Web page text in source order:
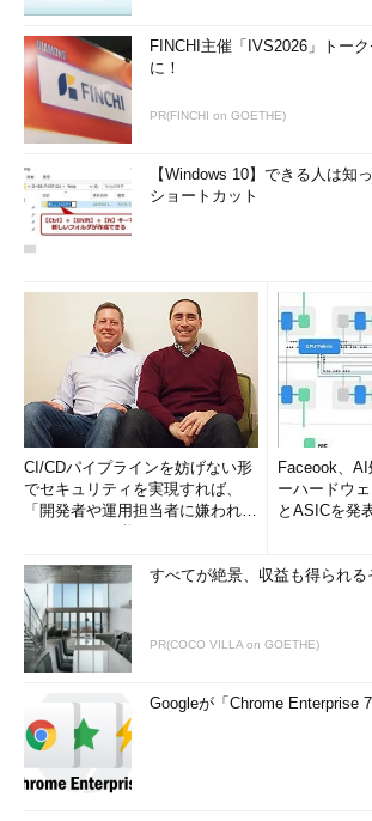
FINCHI主催「IVS2026」トー
に！
PR(FINCHI on GOETHE)
【Windows 10】できる人は知
ショートカット
CI/CDパイプラインを妨げない形
でセキュリティを実現すれば、
「開発者や運用担当者に嫌われな
Faceook、
ーハードウ
とASICを発
すべてが絶景、収益も得られる
PR(COCO VILLA on GOETHE)
Googleが「Chrome Enterprise